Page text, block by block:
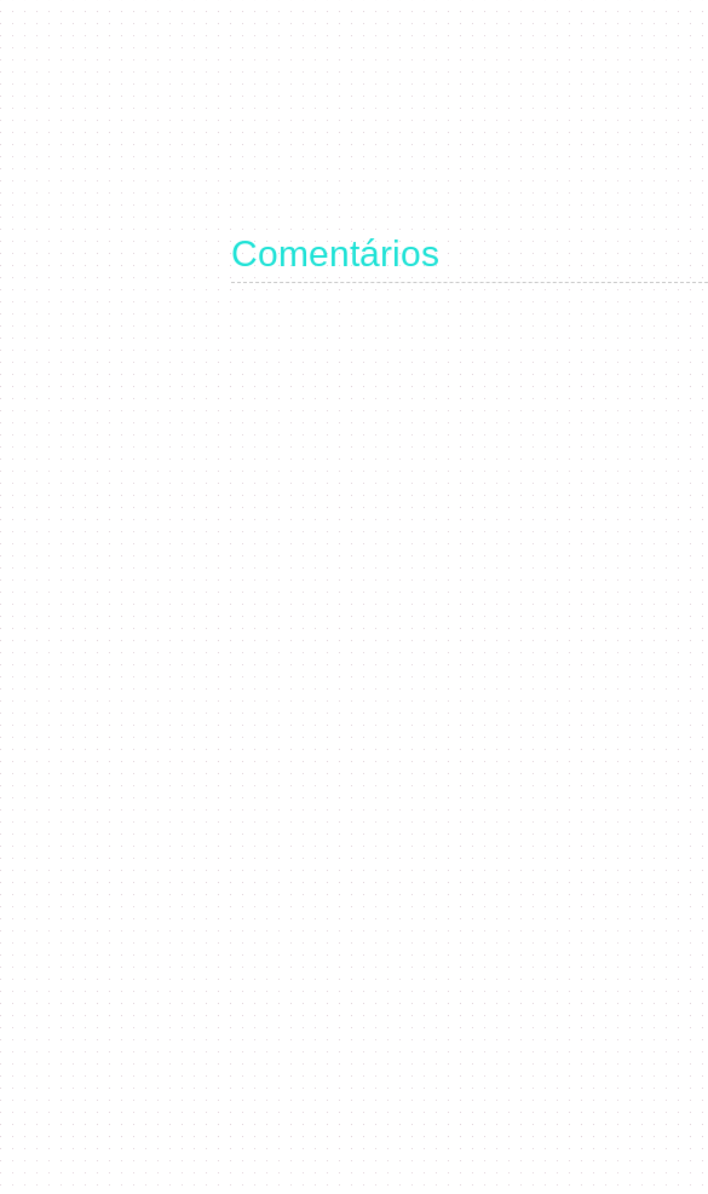
Comentários